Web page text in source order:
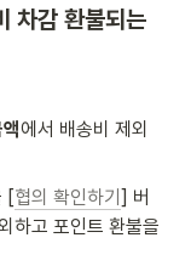
차감 환불되는
에서 배송비 제외
[협의 확인하기 ] 버
하고 포인트 환불을